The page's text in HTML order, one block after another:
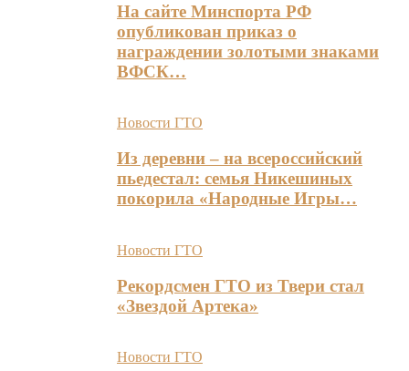
На сайте Минспорта РФ
опубликован приказ о
награждении золотыми знаками
ВФСК…
Новости ГТО
Из деревни – на всероссийский
пьедестал: семья Никешиных
покорила «Народные Игры…
Новости ГТО
Рекордсмен ГТО из Твери стал
«Звездой Артека»
Новости ГТО